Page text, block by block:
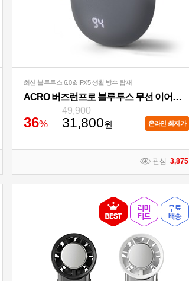
관심 3,875
최신 블루투스 6.0 & IPX5 생활 방수 탑재
ACRO 버즈런프로 블루투스 무선 이어폰 AE-201
36%
49,900
31,800원 온라인 최저가